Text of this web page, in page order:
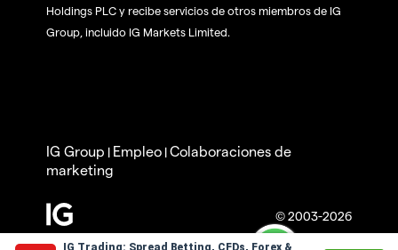
IG Trading: Spread Betting, CFDs, Forex &
Holdings PLC y recibe servicios de otros miembros de IG
Group, incluido IG Markets Limited.
© 2003-2026
IG Group | Empleo |Colaboraciones de
marketing